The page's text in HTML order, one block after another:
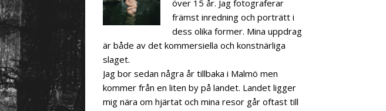
över 15 år. Jag fotograferar
främst inredning och porträtt i
dess olika former. Mina uppdrag
är både av det kommersiella och konstnärliga
slaget.
Jag bor sedan några år tillbaka i Malmö men
kommer från en liten by på landet. Landet ligger
mig nära om hjärtat och mina resor går oftast till